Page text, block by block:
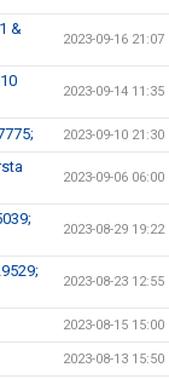
&
2023-09-16 21:07
2023-09-14 11:35
2023-09-10 21:30
2023-09-06 06:00
2023-08-29 19:22
2023-08-23 12:55
2023-08-15 15:00
2023-08-13 15:50